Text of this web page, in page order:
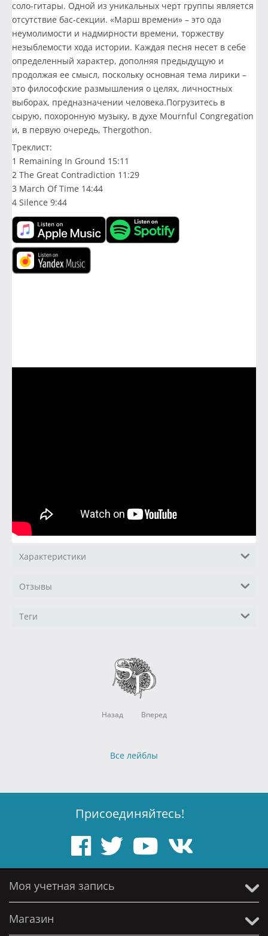
соло-гитары. Одной из уникальных черт группы является
отсутствие бас-секции. «Марш времени» – это ода
неумолимости и надмирности времени, торжеству
незыблемости хода истории. Каждая песня несет в себе
определенный характер, дополняя предыдущую и
продолжая ее смысл, поскольку основная тема лирики –
это философские размышления о целях, личностных
выборах, предназначении человека.Погрузитесь в
сырую, похоронную музыку, в духе Mournful Congregation
и, в первую очередь, Thergothon.
Треклист:
1 Remaining In Ground 15:11
2 Тhe Great Contradiction 11:29
3 March Of Time 14:44
4 Silence 9:44
Характеристики
Отзывы
Теги
Назад Вперед
Все лейблы
Присоединяйтесь!
Моя учетная запись
Магазин